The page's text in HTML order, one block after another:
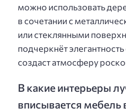
можно использовать
в сочетании с
или стеклянными
подчеркнёт
создаст атмосферу
В какие интерьеры
вписывается мебель